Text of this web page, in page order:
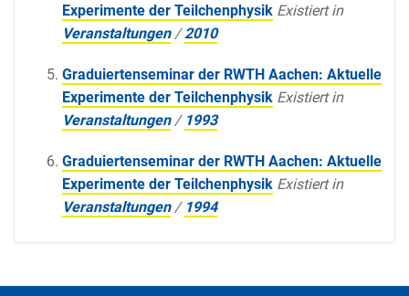
Experimente der Teilchenphysik Existiert in
Veranstaltungen /2010
Graduiertenseminar der RWTH Aachen: Aktuelle
Experimente der Teilchenphysik Existiert in
Veranstaltungen / 1993
Graduiertenseminar der RWTH Aachen: Aktuelle
Experimente der Teilchenphysik Existiert in
Veranstaltungen / 1994